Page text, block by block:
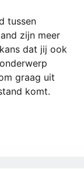
tussen
zijn meer
dat jij ook
graag uit
komt.